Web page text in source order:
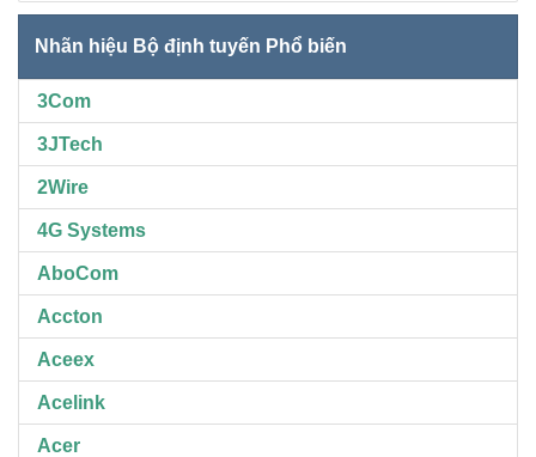
Nhãn hiệu Bộ định tuyến Phổ biến
3Com
3JTech
2Wire
4G Systems
AboCom
Accton
Aceex
Acelink
Acer